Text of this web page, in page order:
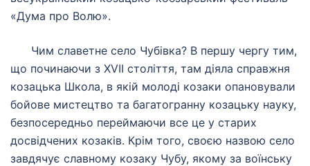
«Дума про Волю».
Чим славетне село Чубівка? В першу чергу тим,
що починаючи з XVII століття, там діяла справжня
козацька Школа, в якій молоді козаки опановували
бойове мистецтво та багатогранну козацьку науку,
безпосередньо переймаючи все це у старих
досвідчених козаків. Крім того, своєю назвою село
завдячує славному козаку Чубу, якому за воїнську